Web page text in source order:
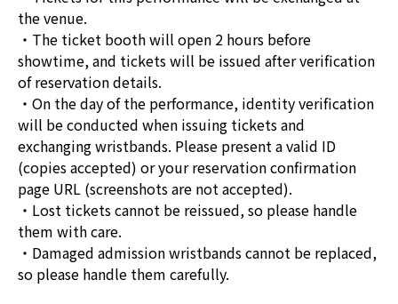
the venue.
・The ticket booth will open 2 hours before
showtime, and tickets will be issued after verification
of reservation details.
・On the day of the performance, identity verification
will be conducted when issuing tickets and
exchanging wristbands. Please present a valid ID
(copies accepted) or your reservation confirmation
page URL (screenshots are not accepted).
・Lost tickets cannot be reissued, so please handle
them with care.
・Damaged admission wristbands cannot be replaced,
so please handle them carefully.